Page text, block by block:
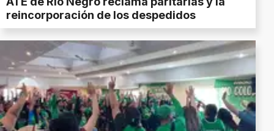
reincorporación de los despedidos